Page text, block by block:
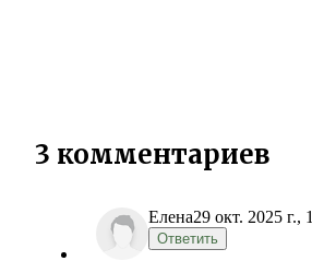
3 комментариев
Елена29 окт. 2025 г.,
Ответить